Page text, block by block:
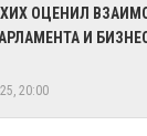
ОЦЕНИЛ
И
20:00